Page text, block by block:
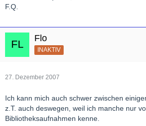
F.Q.
Flo
INAKTIV
27. Dezember 2007
Ich kann mich auch schwer zwischen
z.T. auch deswegen, weil ich manche nur
Bibliotheksaufnahmen kenne.